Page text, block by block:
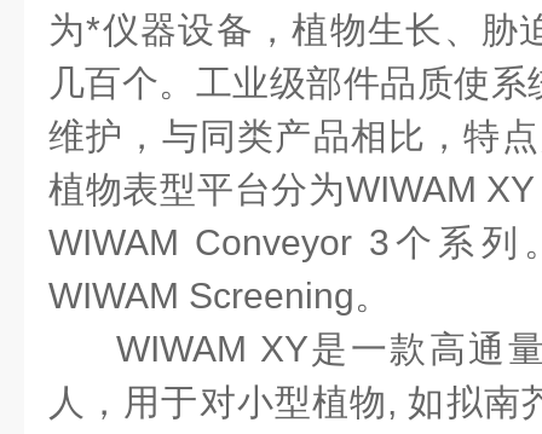
为*仪器设备，植物生长、胁
几百个。工业级部件品质使
维护，与同类产品相比，特
植物表型平台分为WIWAM
WIWAM Conveyor 3个系
WIWAM Screening。
WIWAM XY是一款高通
人，用于对小型植物, 如拟南